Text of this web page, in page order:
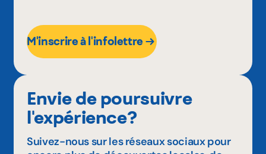
M'inscrire à l'infolettre
Envie de poursuivre
l'expérience?
Suivez-nous sur les réseaux sociaux pour